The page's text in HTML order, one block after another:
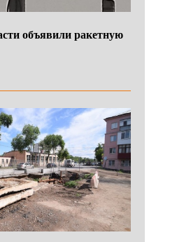
объявили ракетную